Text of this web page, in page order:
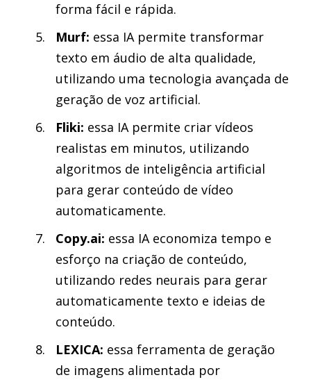
forma fácil e rápida.
Murf: essa IA permite transformar
texto em áudio de alta qualidade,
utilizando uma tecnologia avançada de
geração de voz artificial.
Fliki: essa IA permite criar vídeos
realistas em minutos, utilizando
algoritmos de inteligência artificial
para gerar conteúdo de vídeo
automaticamente.
Copy.ai: essa IA economiza tempo e
esforço na criação de conteúdo,
utilizando redes neurais para gerar
automaticamente texto e ideias de
conteúdo.
LEXICA: essa ferramenta de geração
de imagens alimentada por